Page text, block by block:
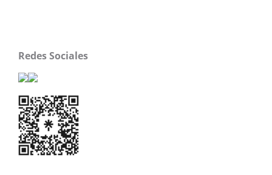
Redes Sociales